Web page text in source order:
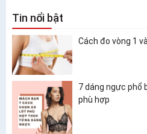
Tin nổi bật
Cách đo vòng 1
7 dáng ngực phổ
phù hợp